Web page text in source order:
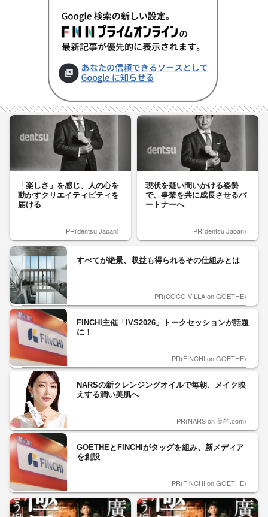
「楽しさ」を感じ、人の心を
動かすクリエイティビティを
届ける
PR(dentsu Japan)
現状を疑い問いかける姿勢
で、事業を共に成長させるパ
ートナーへ
PR(dentsu Japan)
すべてが絶景、収益も得られるその仕組みとは
PR(COCO VILLA on GOETHE)
FINCHI主催「IVS2026」トークセッションが話題
に！
PR(FINCHI on GOETHE)
NARSの新クレンジングオイルで毎朝、メイク映
えする潤い美肌へ
PR(NARS on 美的.com)
GOETHEとFINCHIがタッグを組み、新メディア
を創設
PR(FINCHI on GOETHE)